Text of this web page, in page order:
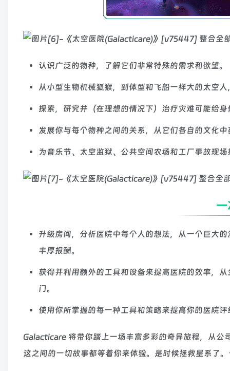
认识广泛的物种，了解它们非常特殊的需求和欲望。
从小型生物机械狐猴，到体型和飞船一样大的太空
探索，研究并（在理想的情况下）治疗灾难可能给
发展你与每个物种之间的关系，从它们各自的文化
为音乐节、太空监狱、公共空间农场和工厂事故现
升级房间，分析医院中每个人的想法，从一个巨大
丰厚报酬。
获得并利用额外的工具和设备来提高医院的效率，
门。
使用你所掌握的每一种工具和策略来提高你的医院
Galacticare 将带你踏上一场丰富多彩的奇异旅程，从
这之间的一切故事都等着你来体验。是时候拯救星系了